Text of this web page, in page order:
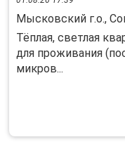
Мысковский г.о.,
Тёплая, светлая
для проживания
микров...